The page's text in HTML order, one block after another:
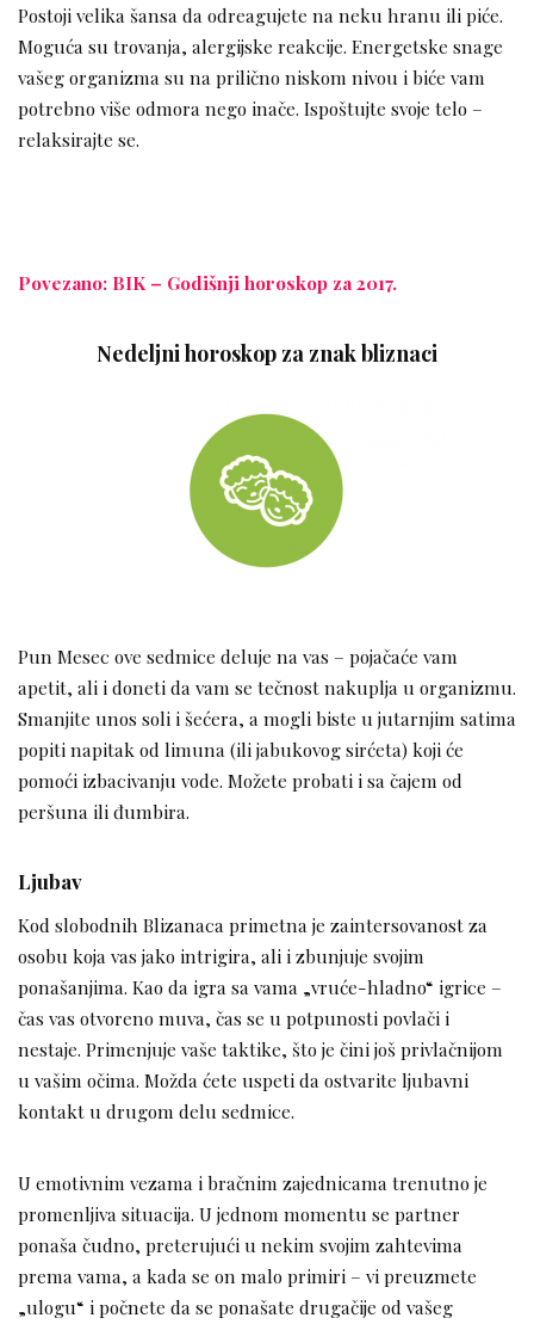
Postoji velika šansa da odreagujete na neku hranu ili piće.
Moguća su trovanja, alergijske reakcije. Energetske snage
vašeg organizma su na prilično niskom nivou i biće vam
potrebno više odmora nego inače. Ispoštujte svoje telo –
relaksirajte se.
Povezano: BIK – Godišnji horoskop za 2017.
Nedeljni horoskop za znak bliznaci
Pun Mesec ove sedmice deluje na vas – pojačaće vam
apetit, ali i doneti da vam se tečnost nakuplja u organizmu.
Smanjite unos soli i šećera, a mogli biste u jutarnjim satima
popiti napitak od limuna (ili jabukovog sirćeta) koji će
pomoći izbacivanju vode. Možete probati i sa čajem od
peršuna ili đumbira.
Ljubav
Kod slobodnih Blizanaca primetna je zaintersovanost za
osobu koja vas jako intrigira, ali i zbunjuje svojim
ponašanjima. Kao da igra sa vama „vruće-hladno“ igrice –
čas vas otvoreno muva, čas se u potpunosti povlači i
nestaje. Primenjuje vaše taktike, što je čini još privlačnijom
u vašim očima. Možda ćete uspeti da ostvarite ljubavni
kontakt u drugom delu sedmice.
U emotivnim vezama i bračnim zajednicama trenutno je
promenljiva situacija. U jednom momentu se partner
ponaša čudno, preterujući u nekim svojim zahtevima
prema vama, a kada se on malo primiri – vi preuzmete
„ulogu“ i počnete da se ponašate drugačije od vašeg